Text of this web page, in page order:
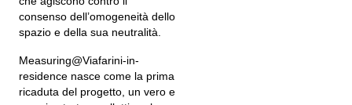
consenso dell’omogeneità dello
spazio e della sua neutralità.
Measuring@Viafarini-in-
residence nasce come la prima
ricaduta del progetto, un vero e